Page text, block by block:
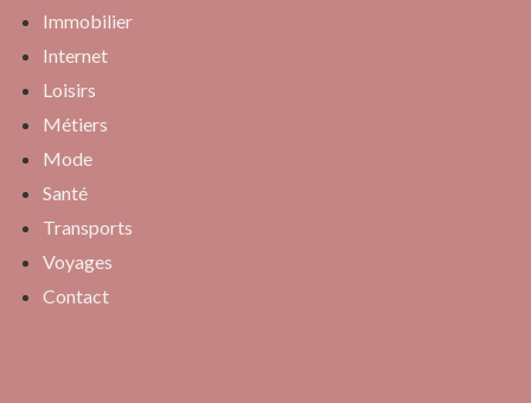
Immobilier
Internet
Loisirs
Métiers
Mode
Santé
Transports
Voyages
Contact